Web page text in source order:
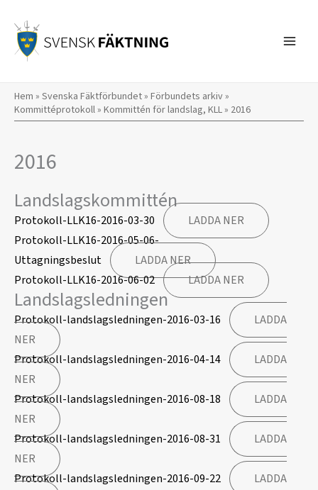
innehåll
Hem » Svenska Fäktförbundet» Förbundets arkiv»
Kommittéprotokoll» Kommittén för landslag, KLL» 2016
2016
Landslagskommittén
Protokoll-LLK16-2016-03-30
LADDA NER
Protokoll-LLK16-2016-05-06-
Uttagningsbeslut
LADDA NER
Protokoll-LLK16-2016-06-02
LADDA NER
Landslagsledningen
Protokoll-landslagsledningen-2016-03-16
LADDA
NER
Protokoll-landslagsledningen-2016-04-14
LADDA
NER
Protokoll-landslagsledningen-2016-08-18
LADDA
NER
Protokoll-landslagsledningen-2016-08-31
LADDA
NER
Protokoll-landslagsledningen-2016-09-22
LADDA